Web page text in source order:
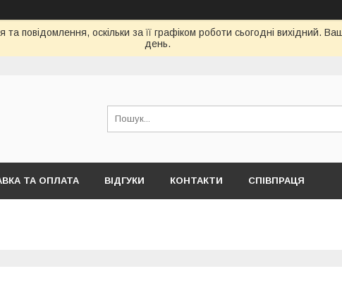
повідомлення, оскільки за її графіком роботи сьогодні вихідний.
день.
ТА ОПЛАТА ВІДГУКИ КОНТАКТИ СПІВПРАЦЯ